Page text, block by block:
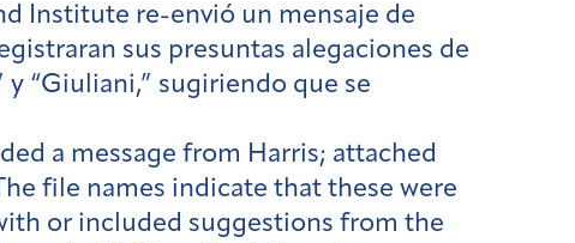
Institute re-envió un mensaje de
sus presuntas alegaciones de
“Giuliani,” sugiriendo que se
a message from Harris; attached
file names indicate that these were
or included suggestions from the